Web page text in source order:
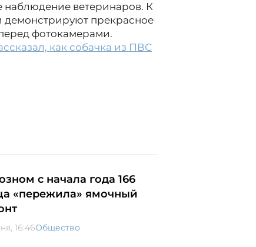
наблюдение ветеринаров. К
демонстрируют прекрасное
фотокамерами.
как собачка из ПВС
с начала года 166
«пережила» ямочный
16:46Общество